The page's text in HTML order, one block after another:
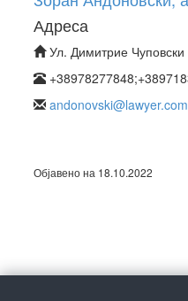
Адреса
Ул. Димитрие Чуповски
andonovski@lawyer.com
Објавено на 18.10.2022